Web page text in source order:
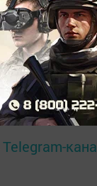
зависит
работы
или
83%, борон
Telegram-